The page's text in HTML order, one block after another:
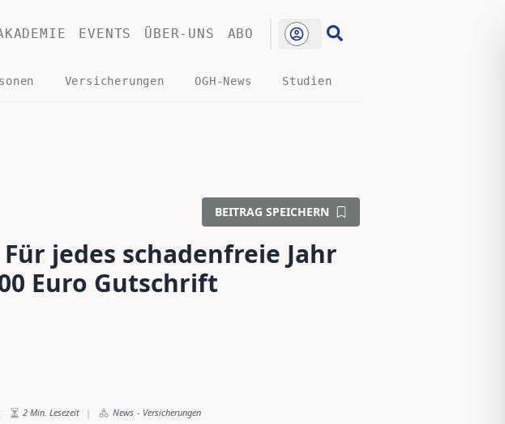
EVENTS ÜBER-UNS ABO
Versicherungen OGH-News Studien
BEITRAG SPEICHERN
jedes schadenfreie Jahr
Euro Gutschrift
2 Min. Lesezeit | News - Versicherungen